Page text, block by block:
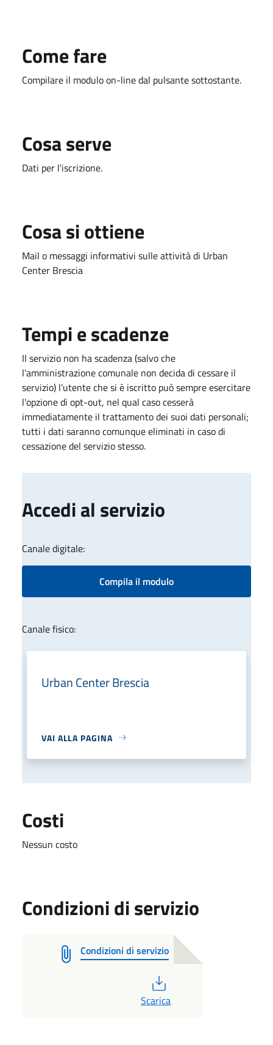
Come fare
Compilare il modulo on-line dal pulsante sottostante.
Cosa serve
Dati per l'iscrizione.
Cosa si ottiene
Mail o messaggi informativi sulle attività di Urban
Center Brescia
Tempi e scadenze
Il servizio non ha scadenza (salvo che
l’amministrazione comunale non decida di cessare il
servizio) l’utente che si è iscritto può sempre esercitare
l'opzione di opt-out, nel qual caso cesserà
immediatamente il trattamento dei suoi dati personali;
tutti i dati saranno comunque eliminati in caso di
cessazione del servizio stesso.
Accedi al servizio
Canale digitale:
Compila il modulo
Canale fisico:
Urban Center Brescia
VAI ALLA PAGINA
Costi
Nessun costo
Condizioni di servizio
Condizioni di servizio
Scarica